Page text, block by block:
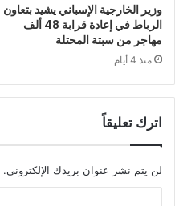
وزير الخارجية الإسباني يشيد بتعاون
الرباط في إعادة قرابة 48 ألف
مهاجر من سبتة المحتلة
منذ 4 أيام
اترك تعليقاً
لن يتم نشر عنوان بريدك الإلكتروني.